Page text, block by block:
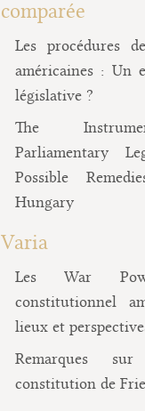
comparée
Les procédures
américaines : Un
législative ?
The
Parliamentary
Possible
Hungary
Varia
Les War
constitutionnel
lieux et
Remarques
constitution de